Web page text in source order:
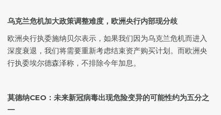
乌克兰危机加大政策调整难度，欧洲央行内部现分歧
欧洲央行执委施纳贝尔表示，如果我们因为乌克兰危机而进入
深度衰退，我们将需要重新考虑结束资产购买计划。而欧洲央
行执委埃尔德森泽称，不排除今年加息。
莫德纳CEO：未来新冠病毒出现危险变异的可能性约为五分之
一